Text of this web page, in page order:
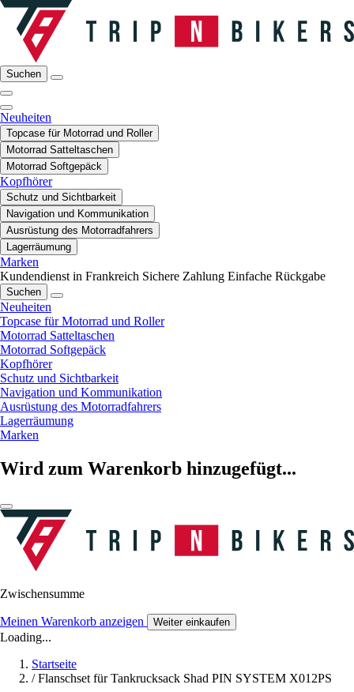
Suchen
Neuheiten
Topcase für Motorrad und Roller
Motorrad Satteltaschen
Motorrad Softgepäck
Kopfhörer
Schutz und Sichtbarkeit
Navigation und Kommunikation
Ausrüstung des Motorradfahrers
Lagerräumung
Marken
Kundendienst in Frankreich Sichere Zahlung Einfache Rückgabe
Suchen
Neuheiten
Topcase für Motorrad und Roller
Motorrad Satteltaschen
Motorrad Softgepäck
Kopfhörer
Schutz und Sichtbarkeit
Navigation und Kommunikation
Ausrüstung des Motorradfahrers
Lagerräumung
Marken
Wird zum Warenkorb hinzugefügt...
Zwischensumme
Meinen Warenkorb anzeigen Weiter einkaufen
Loading...
Startseite
/ Flanschset für Tankrucksack Shad PIN SYSTEM X012PS